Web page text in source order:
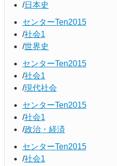
日本史
センターTen2015
社会1
世界史
センターTen2015
社会1
現代社会
センターTen2015
社会1
政治・経済
センターTen2015
社会1